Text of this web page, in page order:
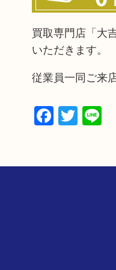
買取専門店「大
いただきます。
従業員一同ご来